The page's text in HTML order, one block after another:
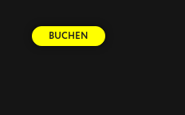
BUCHEN